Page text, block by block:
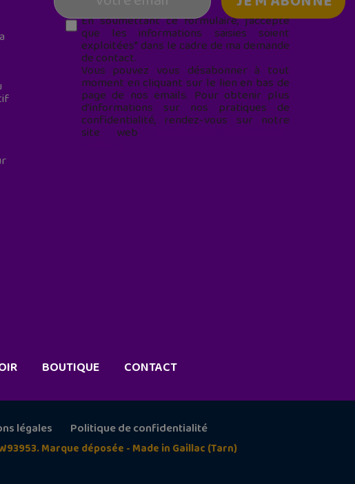
En soumettant ce formulaire, j’accepte
que les informations saisies soient
exploitées* dans le cadre de ma demande
de contact.
Vous pouvez vous désabonner à tout
moment en cliquant sur le lien en bas de
page de nos emails. Pour obtenir plus
d'informations sur nos pratiques de
confidentialité, rendez-vous sur notre
site web
BOUTIQUE CONTACT
légales Politique de confidentialité
Marque déposée - Made in Gaillac (Tarn)